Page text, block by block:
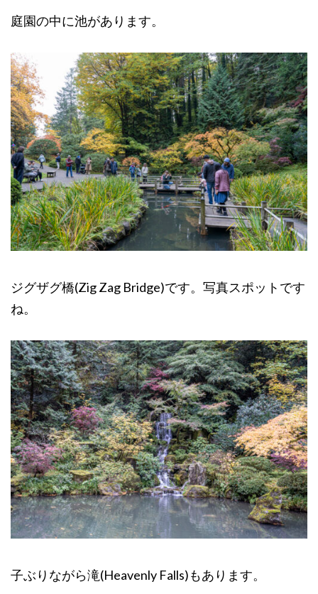
庭園の中に池があります。
ジグザグ橋(Zig Zag Bridge)です。写真スポットです
ね。
子ぶりながら滝(Heavenly Falls)もあります。